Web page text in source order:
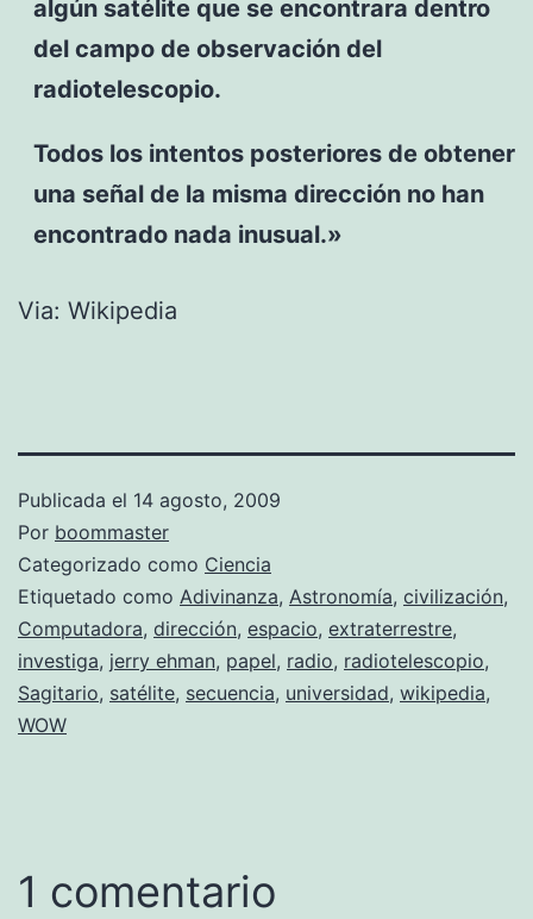
algún satélite que se encontrara dentro
del campo de observación del
radiotelescopio.
Todos los intentos posteriores de obtener
una señal de la misma dirección no han
encontrado nada inusual.»
Via: Wikipedia
Publicada el 14 agosto, 2009
Por boommaster
Categorizado como Ciencia
Etiquetado como Adivinanza, Astronomía, civilización,
Computadora, dirección, espacio, extraterrestre,
investiga, jerry ehman, papel, radio, radiotelescopio,
Sagitario, satélite, secuencia, universidad, wikipedia,
WOW
1 comentario